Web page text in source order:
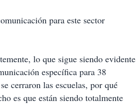
para este sector
lo que sigue siendo evidente
específica para 38
cerraron las escuelas, por qué
es que están siendo totalmente